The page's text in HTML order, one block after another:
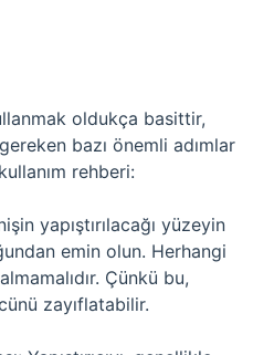
oldukça basittir,
bazı önemli adımlar
rehberi:
yapıştırılacağı yüzeyin
emin olun. Herhangi
Çünkü bu,
zayıflatabilir.